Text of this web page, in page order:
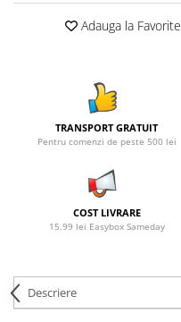
Adauga la Favorite
TRANSPORT GRATUIT
Pentru comenzi de peste 500 lei
COST LIVRARE
15.99 lei Easybox Sameday
Descriere